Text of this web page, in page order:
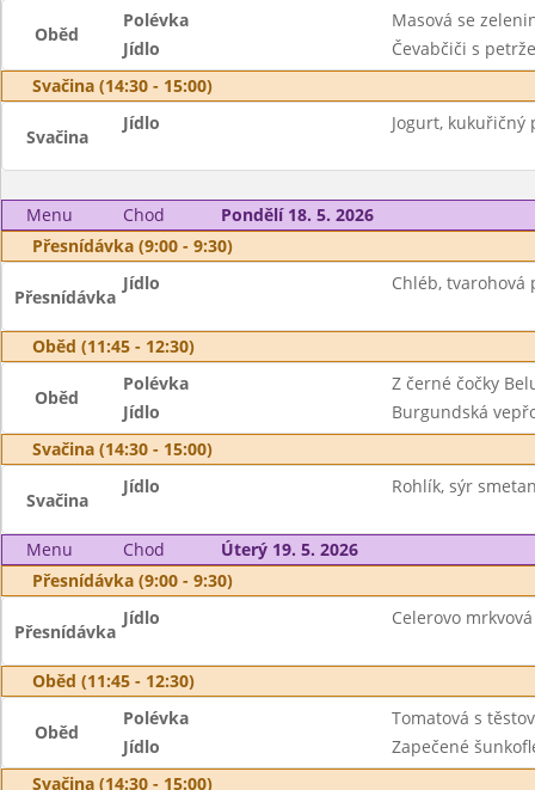
Oběd
Polévka
Masová se
Jídlo
Čevabčiči s
Svačina (14:30 - 15:00)
Svačina
Jídlo Jogurt, kukuřičný
Menu Chod
Pondělí 18. 5. 2026
Přesnídávka (9:00 - 9:30)
Přesnídávka
Jídlo Chléb, tvarohová
Oběd (11:45 - 12:30)
Oběd
Polévka
Z černé čočky
Jídlo
Burgundská
Svačina (14:30 - 15:00)
Svačina
Jídlo Rohlík, sýr
Menu Chod
Úterý 19. 5. 2026
Přesnídávka (9:00 - 9:30)
Přesnídávka
Jídlo Celerovo
Oběd (11:45 - 12:30)
Oběd
Polévka
Tomatová s
Jídlo
Zapečené
Svačina (14:30 - 15:00)